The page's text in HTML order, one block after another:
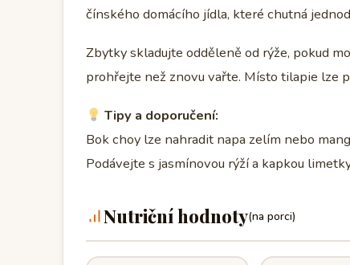
čínského domácího jídla, které chutná
Zbytky skladujte odděleně od rýže, pokud
prohřejte než znovu vařte. Místo tilapie lze
Tipy a doporučení:
Bok choy lze nahradit napa zelím nebo
Podávejte s jasmínovou rýží a kapkou
Nutriční hodnoty(na porci)